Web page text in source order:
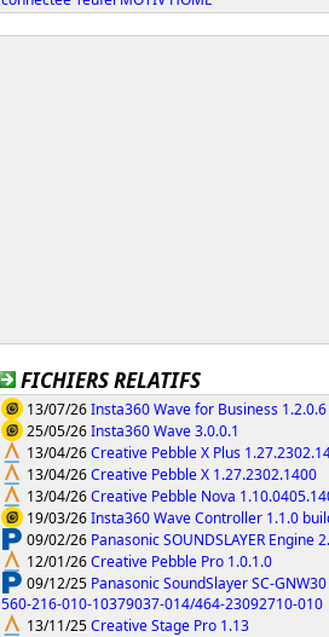
FICHIERS RELATIFS
13/07/26Insta360 Wave for Business 1.2.0.6
25/05/26Insta360 Wave 3.0.0.1
13/04/26Creative Pebble X Plus
13/04/26Creative Pebble X 1.27.2302.1400
13/04/26Creative Pebble Nova
19/03/26Insta360 Wave Controller 1.1.0
09/02/26 Panasonic SOUNDSLAYER Engine
12/01/26Creative Pebble Pro 1.0.1.0
09/12/25 Panasonic SoundSlayer SC-GNW30
560-216-010-10379037-014/464-23092710-010
13/11/25Creative Stage Pro 1.13